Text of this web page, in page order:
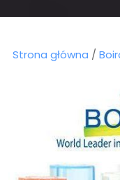
Strona główna /